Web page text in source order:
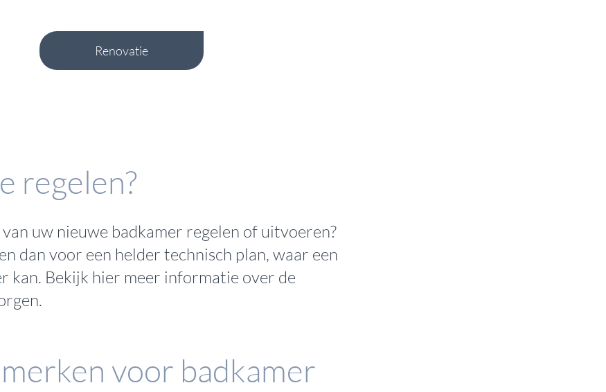
Renovatie
regelen?
uw nieuwe badkamer regelen of uitvoeren?
dan voor een helder technisch plan, waar een
kan. Bekijk hier meer informatie over de
.
voor badkamer